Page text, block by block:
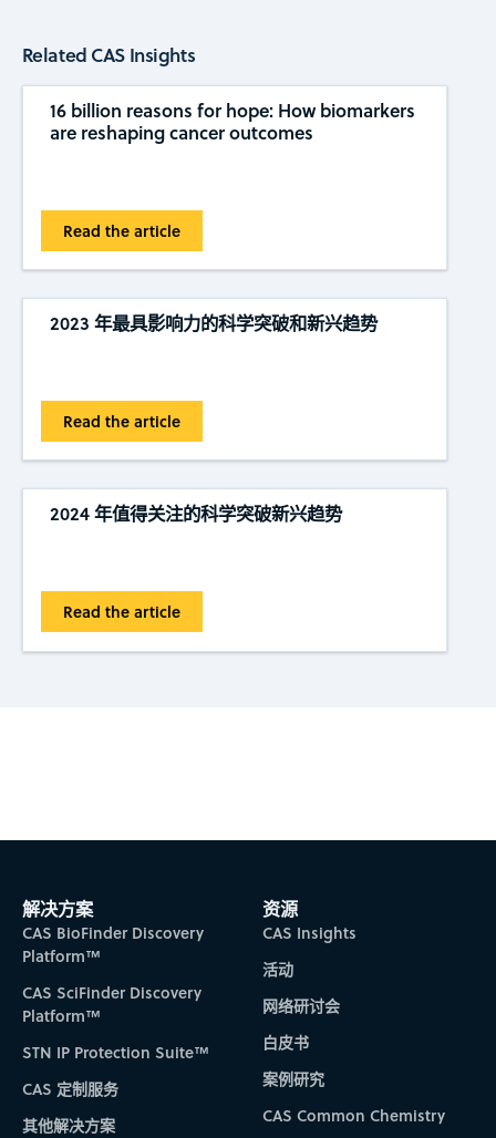
Related CAS Insights
16 billion reasons for hope: How biomarkers
are reshaping cancer outcomes
Read the article
2023 年最具影响力的科学突破和新兴趋势
Read the article
2024 年值得关注的科学突破新兴趋势
Read the article
Subscribe to CAS Insights
解决方案
CAS BioFinder Discovery
Platform™
CAS SciFinder Discovery
Platform™
STN IP Protection Suite™
CAS 定制服务
其他解决方案
资源
CAS Insights
活动
网络研讨会
白皮书
案例研究
CAS Common Chemistry